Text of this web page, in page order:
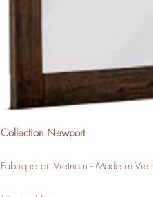
Collection Newport
Fabriqué au Vietnam - Made in